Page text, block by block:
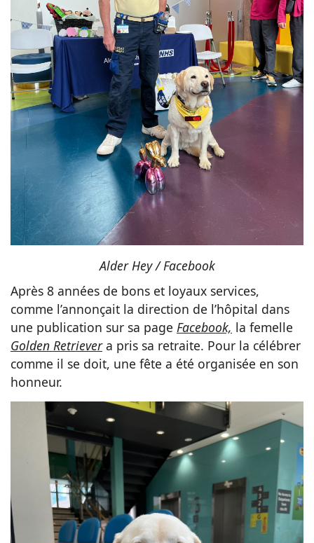
Alder Hey / Facebook
Après 8 années de bons et loyaux services,
comme l’annonçait la direction de l’hôpital dans
une publication sur sa page Facebook, la femelle
Golden Retrievera pris sa retraite. Pour la célébrer
comme il se doit, une fête a été organisée en son
honneur.